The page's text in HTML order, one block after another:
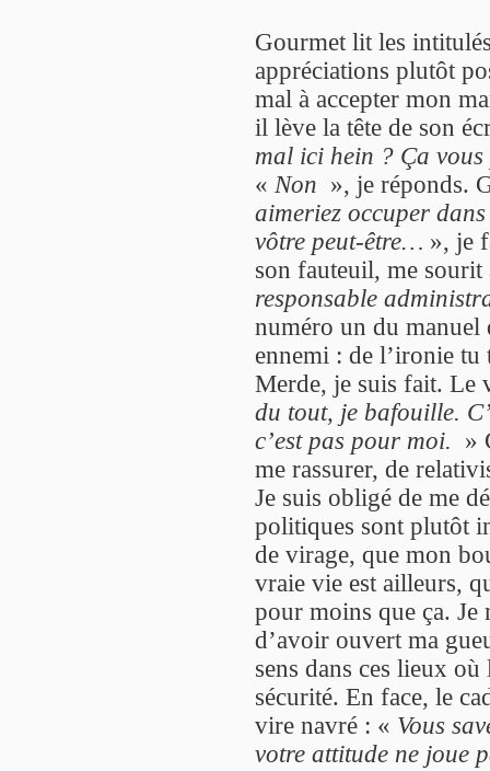
Gourmet lit les
appréciations plutôt
mal à accepter mon
il lève la tête de son
mal ici hein ? Ça
« Non », je réponds.
aimeriez occuper
vôtre peut-être… », je
son fauteuil, me
responsable
numéro un du
ennemi : de l’ironie tu
Merde, je suis fait. Le
du tout, je bafouille.
c’est pas pour moi. »
me rassurer, de
Je suis obligé de me
politiques sont plutôt
de virage, que mon
vraie vie est ailleurs,
pour moins que ça. Je
d’avoir ouvert ma
sens dans ces lieux
sécurité. En face, le
vire navré : « Vous
votre attitude ne joue